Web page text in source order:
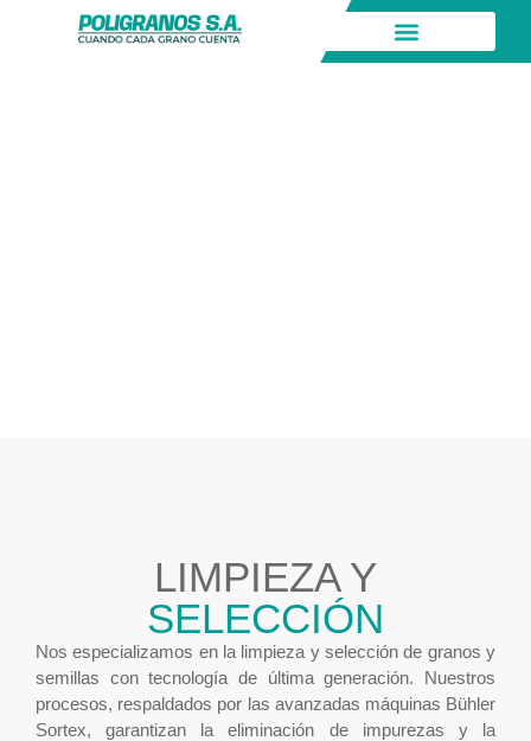
LIMPIEZA Y
SELECCIÓN
Nos especializamos en la limpieza y selección de granos y
semillas con tecnología de última generación. Nuestros
procesos, respaldados por las avanzadas máquinas Bühler
Sortex, garantizan la eliminación de impurezas y la